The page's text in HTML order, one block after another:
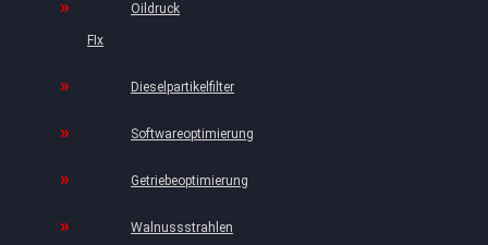
Oildruck
FIx
Dieselpartikelfilter
Softwareoptimierung
Getriebeoptimierung
Walnussstrahlen